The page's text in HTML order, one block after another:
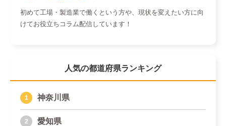
初めて工場・製造業で働くという方や、現状を変えたい方に向
けてお役立ちコラム配信しています！
人気の都道府県ランキング
神奈川県
愛知県